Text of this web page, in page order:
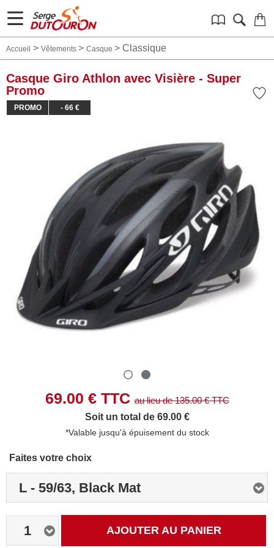
Accueil > Vêtements > Casque > Classique
Casque Giro Athlon avec Visière - Super
Promo
PROMO - 66 €
69.00 € TTCau lieu de135.00€ TTC
Soit un total de 69.00 €
*Valable jusqu'à épuisement du stock
Faites votre choix
L - 59/63, Black Mat
1 AJOUTER AU PANIER